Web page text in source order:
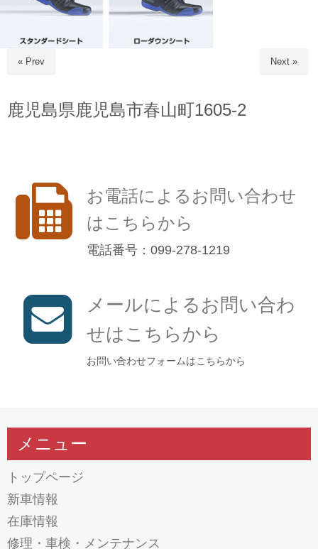
« Prev Next »
鹿児島県鹿児島市春山町1605-2
お電話によるお問い合わせ
はこちらから
電話番号：099-278-1219
メールによるお問い合わ
せはこちらから
お問い合わせフォームはこちらから
メニュー
トップページ
新車情報
在庫情報
修理・車検・メンテナンス